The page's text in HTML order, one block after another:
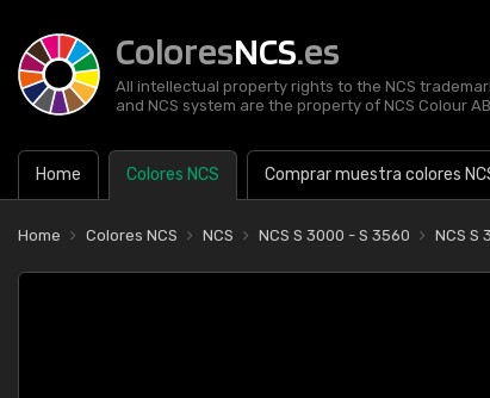
ColoresNCS.es
All intellectual property rights to the NCS
and NCS system are the property of NCS Colour AB
Home Colores NCS Comprar muestra colores
Home Colores NCS NCS NCS S 3000 - S 3560 NCS S